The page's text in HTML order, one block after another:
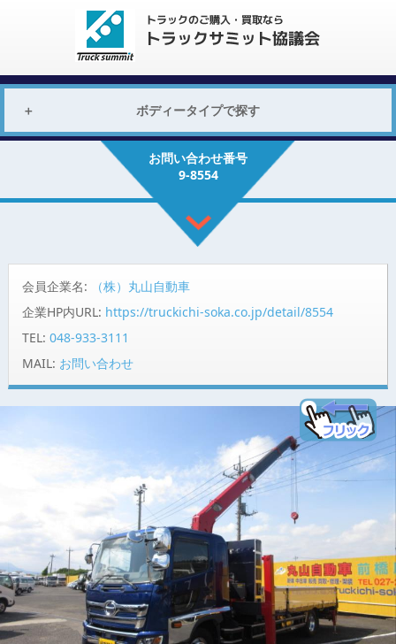
ボディータイプで探す
お問い合わせ番号
9-8554
会員企業名:
（株）丸山自動車
企業HP内URL: https://truckichi-soka.co.jp/detail/8554
TEL: 048-933-3111
MAIL: お問い合わせ